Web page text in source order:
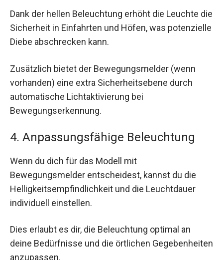
Dank der hellen Beleuchtung erhöht die Leuchte die
Sicherheit in Einfahrten und Höfen, was potenzielle
Diebe abschrecken kann.
Zusätzlich bietet der Bewegungsmelder (wenn
vorhanden) eine extra Sicherheitsebene durch
automatische Lichtaktivierung bei
Bewegungserkennung.
4. Anpassungsfähige Beleuchtung
Wenn du dich für das Modell mit
Bewegungsmelder entscheidest, kannst du die
Helligkeitsempfindlichkeit und die Leuchtdauer
individuell einstellen.
Dies erlaubt es dir, die Beleuchtung optimal an
deine Bedürfnisse und die örtlichen Gegebenheiten
anzupassen.